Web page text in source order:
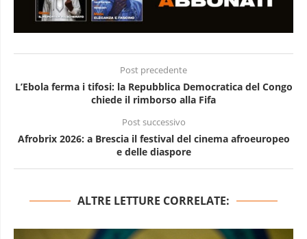
Post precedente
L’Ebola ferma i tifosi: la Repubblica Democratica del Congo
chiede il rimborso alla Fifa
Post successivo
Afrobrix 2026: a Brescia il festival del cinema afroeuropeo
e delle diaspore
ALTRE LETTURE CORRELATE: